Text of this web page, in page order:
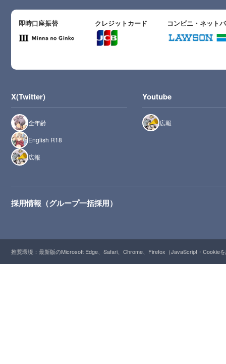
即時口座振替 クレジットカード コンビニ・ネット
X(Twitter)
全年齢
English R18
広報
Youtube
広報
採用情報（グループ一括採用）
推奨環境：最新版のMicrosoft Edge、Safari、Chrome、Firefox（JavaScript・Cookie